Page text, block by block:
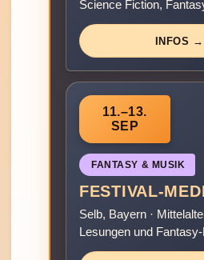
Science Fiction,
INFOS →
11.–13.
SEP
FANTASY & MUSIK
FESTIVAL-
Selb, Bayern ·
Lesungen und Fantasy-